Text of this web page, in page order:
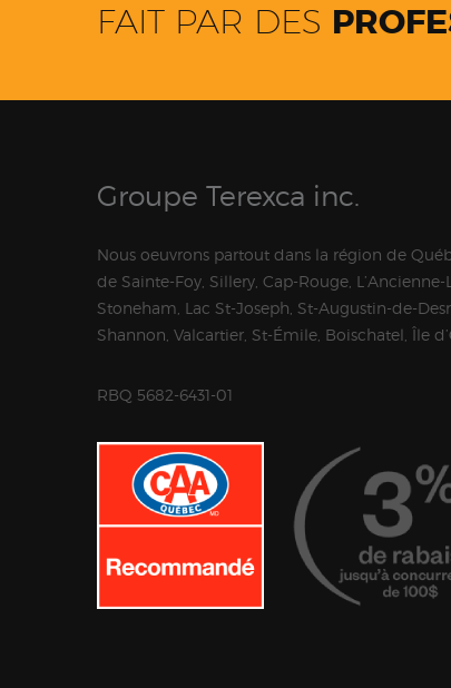
FAIT PAR DES
Groupe Terexca inc.
Nous oeuvrons partout dans la région de
de Sainte-Foy, Sillery, Cap-Rouge,
Stoneham, Lac St-Joseph, St-Augustin-de-
Shannon, Valcartier, St-Émile, Boischatel, Île
RBQ 5682-6431-01